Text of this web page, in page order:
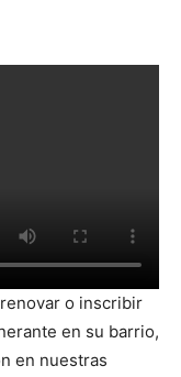
o inscribir
en su barrio,
en nuestras